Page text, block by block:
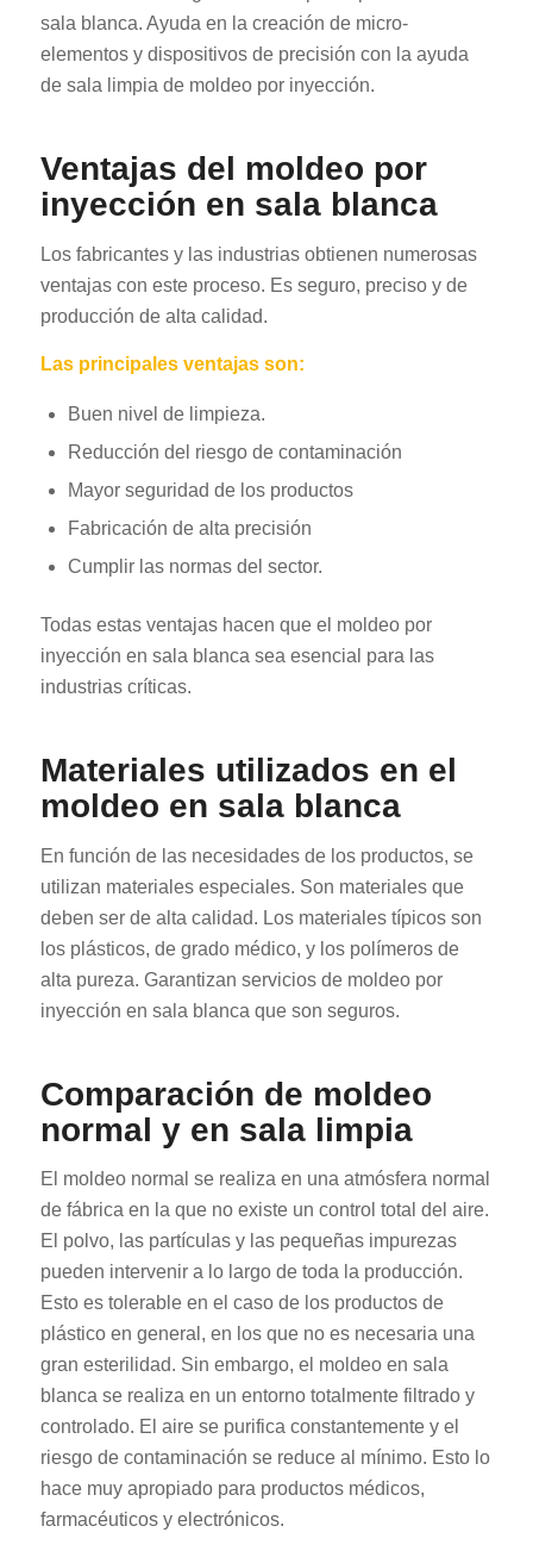
sala blanca. Ayuda en la creación de micro-
elementos y dispositivos de precisión con la ayuda
de sala limpia de moldeo por inyección.
Ventajas del moldeo por
inyección en sala blanca
Los fabricantes y las industrias obtienen numerosas
ventajas con este proceso. Es seguro, preciso y de
producción de alta calidad.
Las principales ventajas son:
Buen nivel de limpieza.
Reducción del riesgo de contaminación
Mayor seguridad de los productos
Fabricación de alta precisión
Cumplir las normas del sector.
Todas estas ventajas hacen que el moldeo por
inyección en sala blanca sea esencial para las
industrias críticas.
Materiales utilizados en el
moldeo en sala blanca
En función de las necesidades de los productos, se
utilizan materiales especiales. Son materiales que
deben ser de alta calidad. Los materiales típicos son
los plásticos, de grado médico, y los polímeros de
alta pureza. Garantizan servicios de moldeo por
inyección en sala blanca que son seguros.
Comparación de moldeo
normal y en sala limpia
El moldeo normal se realiza en una atmósfera normal
de fábrica en la que no existe un control total del aire.
El polvo, las partículas y las pequeñas impurezas
pueden intervenir a lo largo de toda la producción.
Esto es tolerable en el caso de los productos de
plástico en general, en los que no es necesaria una
gran esterilidad. Sin embargo, el moldeo en sala
blanca se realiza en un entorno totalmente filtrado y
controlado. El aire se purifica constantemente y el
riesgo de contaminación se reduce al mínimo. Esto lo
hace muy apropiado para productos médicos,
farmacéuticos y electrónicos.